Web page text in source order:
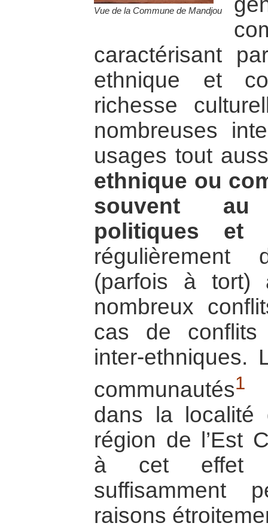
Vue de la Commune de Mandjou
caractérisant
ethnique et
richesse
nombreuses
usages tout
ethnique ou
souvent
politiques et
(parfois à tort)
nombreux
cas de conflits
inter-ethniques.
communautés1
dans la localité
région de l’Est
à cet effet
suffisamment
raisons